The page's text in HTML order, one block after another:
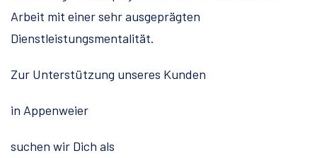
Arbeit mit einer sehr ausgeprägten
Dienstleistungsmentalität.
Zur Unterstützung unseres Kunden
in Appenweier
suchen wir Dich als